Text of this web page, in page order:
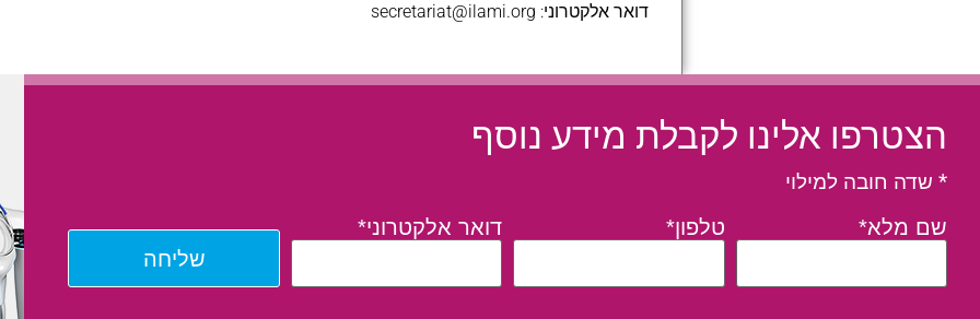
דואר אלקטרוני: secretariat@ilami.org
הצטרפו אלינו לקבלת מידע נוסף
* שדה חובה למילוי
שם מלא*
טלפון* דואר אלקטרוני*